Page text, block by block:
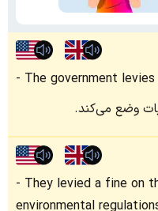
The government
وضع می‌کند.
They levied a fine on
environmental